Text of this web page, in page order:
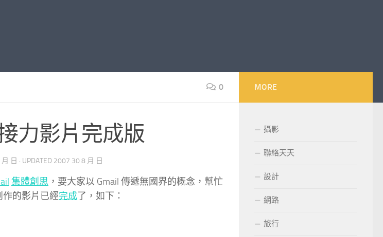
0
力影片完成版
日 · UPDATED 2007 30 8 月 日
集體創思 ，要大家以 Gmail 傳遞無國界的概念，幫忙
的影片已經完成了，如下：
MORE
攝影
聯絡天天
設計
網路
旅行